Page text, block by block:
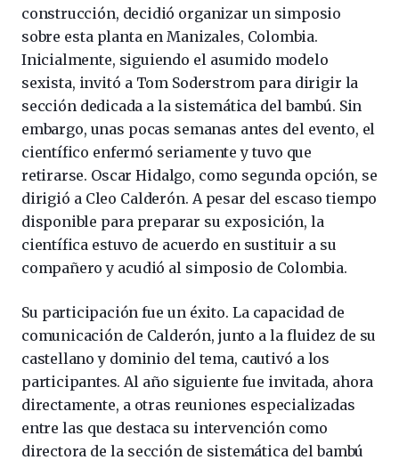
construcción, decidió organizar un simposio
sobre esta planta en Manizales, Colombia.
Inicialmente, siguiendo el asumido modelo
sexista, invitó a Tom Soderstrom para dirigir la
sección dedicada a la sistemática del bambú. Sin
embargo, unas pocas semanas antes del evento, el
científico enfermó seriamente y tuvo que
retirarse. Oscar Hidalgo, como segunda opción, se
dirigió a Cleo Calderón. A pesar del escaso tiempo
disponible para preparar su exposición, la
científica estuvo de acuerdo en sustituir a su
compañero y acudió al simposio de Colombia.
Su participación fue un éxito. La capacidad de
comunicación de Calderón, junto a la fluidez de su
castellano y dominio del tema, cautivó a los
participantes. Al año siguiente fue invitada, ahora
directamente, a otras reuniones especializadas
entre las que destaca su intervención como
directora de la sección de sistemática del bambú